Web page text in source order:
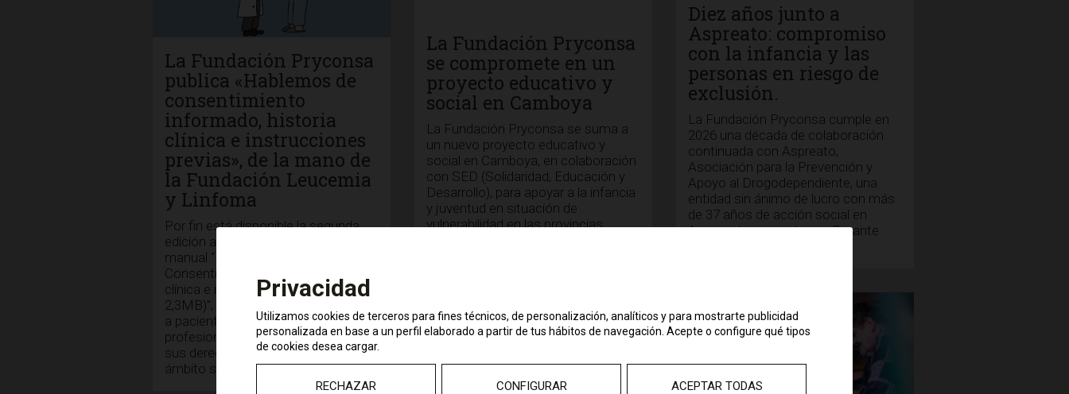
Diez años junto a
Aspreato: compromiso
con la infancia y las
personas en riesgo de
exclusión.
La Fundación Pryconsa cumple en
2026 una década de colaboración
continuada con Aspreato,
Asociación para la Prevención y
Apoyo al Drogodependiente, una
entidad sin ánimo de lucro con más
de 37 años de acción social en
Ayamonte y su entorno. Durante
La Fundación Pryconsa
se compromete en un
proyecto educativo y
social en Camboya
La Fundación Pryconsa se suma a
un nuevo proyecto educativo y
social en Camboya, en colaboración
con SED (Solidaridad, Educación y
Desarrollo), para apoyar a la infancia
y juventud en situación de
vulnerabilidad en las provincias
La Fundación Pryconsa
publica «Hablemos de
consentimiento
informado, historia
clínica e instrucciones
previas», de la mano de
la Fundación Leucemia
y Linfoma
Por fin está disponible la segunda
edición actualizada (2026) del
manual “Hablemos de
Consentimiento informado, historia
clínica e instrucciones previas (PDF,
2,3MB)”, una guía práctica que ayuda
a pacientes, familiares y
profesionales a comprender mejor
sus derechos y obligaciones en el
ámbito sanitario. Este nuevo...
Privacidad
Utilizamos cookies de terceros para fines técnicos, de personalización, analíticos y para mostrarte publicidad
personalizada en base a un perfil elaborado a partir de tus hábitos de navegación. Acepte o configure qué tipos
de cookies desea cargar.
RECHAZAR CONFIGURAR ACEPTAR TODAS